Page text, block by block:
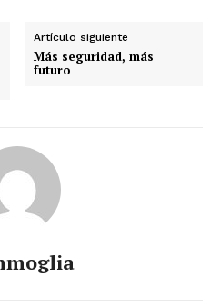
Siglo
Artículo siguiente
Más seguridad, más
futuro